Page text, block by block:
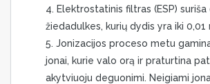
Elektrostatinis filtras (ESP)
žiedadulkes, kurių dydis yra iki
Jonizacijos proceso metu
jonai, kurie valo orą ir praturtina
akytviuoju deguonimi. Neigiami